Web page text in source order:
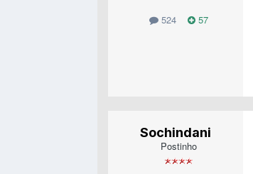
524 57
Sochindani
Postinho